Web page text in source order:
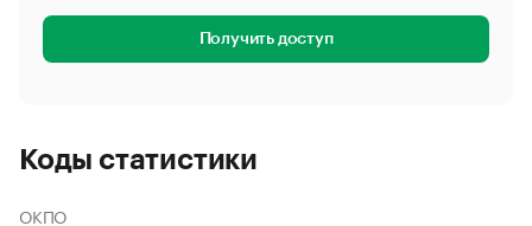
Получить доступ
Коды статистики
ОКПО